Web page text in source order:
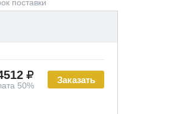
поставки
Заказать
50%